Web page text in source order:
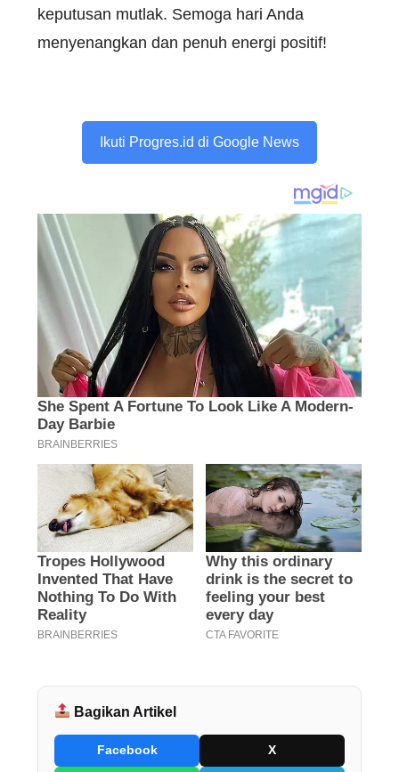
keputusan mutlak. Semoga hari Anda
menyenangkan dan penuh energi positif!
Ikuti Progres.id di Google News
Bagikan Artikel
Facebook X